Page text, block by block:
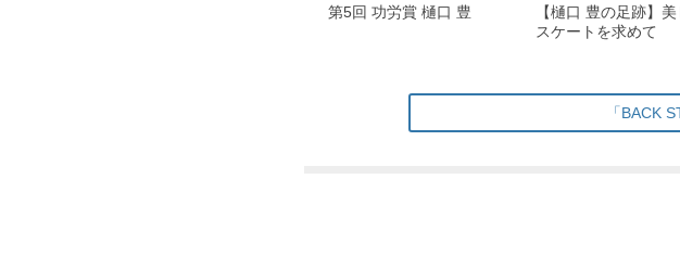
第5回 功労賞 樋口 豊
【樋口 豊の足跡】
スケートを求めて
「BACK